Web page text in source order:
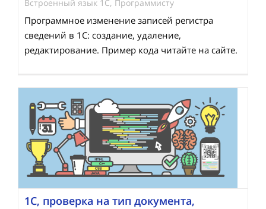
Встроенный язык 1С, Программисту
Программное изменение записей регистра
сведений в 1С: создание, удаление,
редактирование. Пример кода читайте на сайте.
1С, проверка на тип документа,